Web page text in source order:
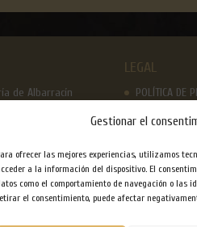
Gestionar el
ofrecer las mejores experiencias, utilizamos
a la información del dispositivo. El
como el comportamiento de navegación o las
el consentimiento, puede afectar
de Albarracín
de Albarracín,
Albarracín
para hoteles
LEGAL
POLÍTICA DE
POLÍTICA DE